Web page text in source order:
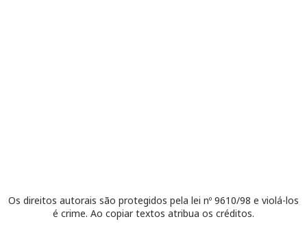
Os direitos autorais são protegidos pela lei nº 9610/98 e violá-los
é crime. Ao copiar textos atribua os créditos.